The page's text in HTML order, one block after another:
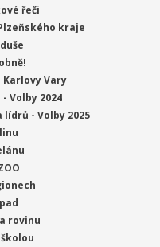
řeči
kraje
Vary
Volby 2024
- Volby 2025
rovinu